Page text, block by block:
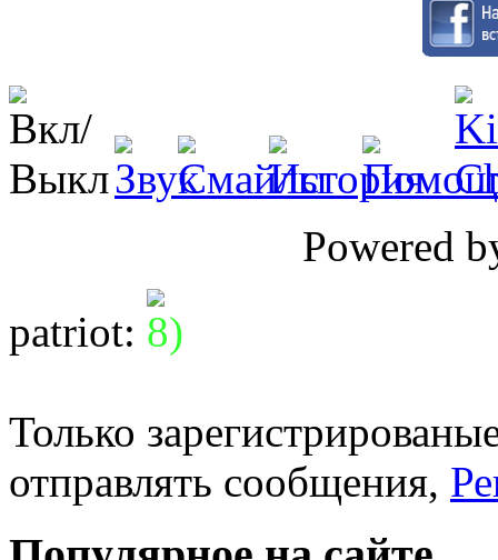
Powered
patriot:
Только
отправлять сообщения,